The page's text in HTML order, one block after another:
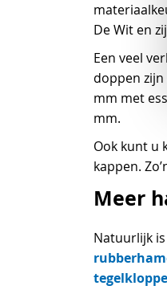
De Wit en
Een veel
doppen
mm met
mm.
Ook kunt u
kappen.
Meer
Natuurlijk